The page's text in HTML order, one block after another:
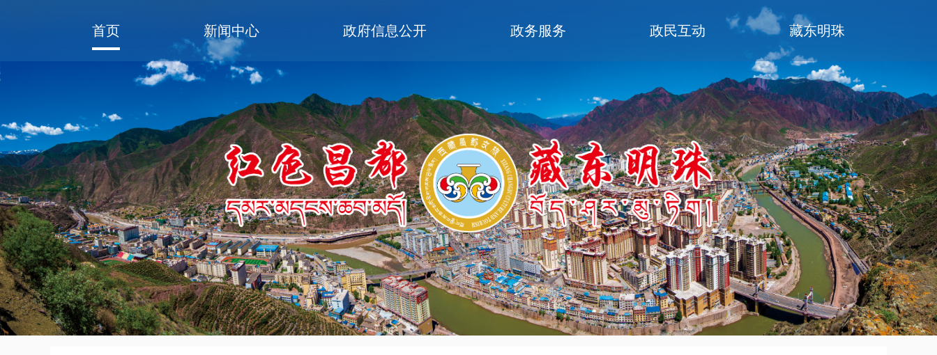
首页 新闻中心 政府信息公开 政务服务 政民互动 藏东明珠